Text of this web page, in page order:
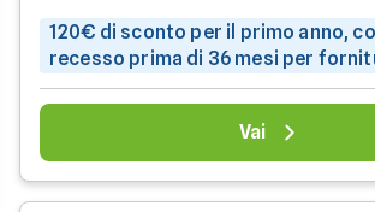
120€ di sconto per il primo anno,
recesso prima di 36 mesi per
Vai